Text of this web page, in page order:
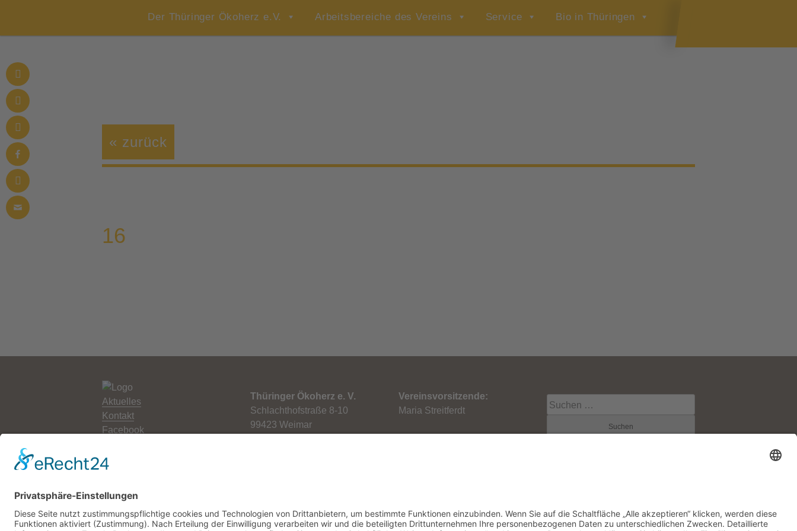
Der Thüringer Ökoherz e.V. Arbeitsbereiche des Vereins Service Bio in Thüringen
« zurück
16
Aktuelles
Kontakt
Facebook
Impressum
Cookie-Einstellungen
Thüringer Ökoherz e. V.
Schlachthofstraße 8-10
99423 Weimar
Vereinsvorsitzende:
Maria Streitferdt
Suche
nach: